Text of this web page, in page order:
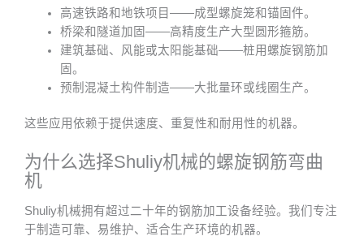
高速铁路和地铁项目——成型螺旋笼和锚固件。
桥梁和隧道加固——高精度生产大型圆形箍筋。
建筑基础、风能或太阳能基础——桩用螺旋钢筋加
固。
预制混凝土构件制造——大批量环或线圈生产。
这些应用依赖于提供速度、重复性和耐用性的机器。
为什么选择Shuliy机械的螺旋钢筋弯曲
机
Shuliy机械拥有超过二十年的钢筋加工设备经验。我们专注
于制造可靠、易维护、适合生产环境的机器。